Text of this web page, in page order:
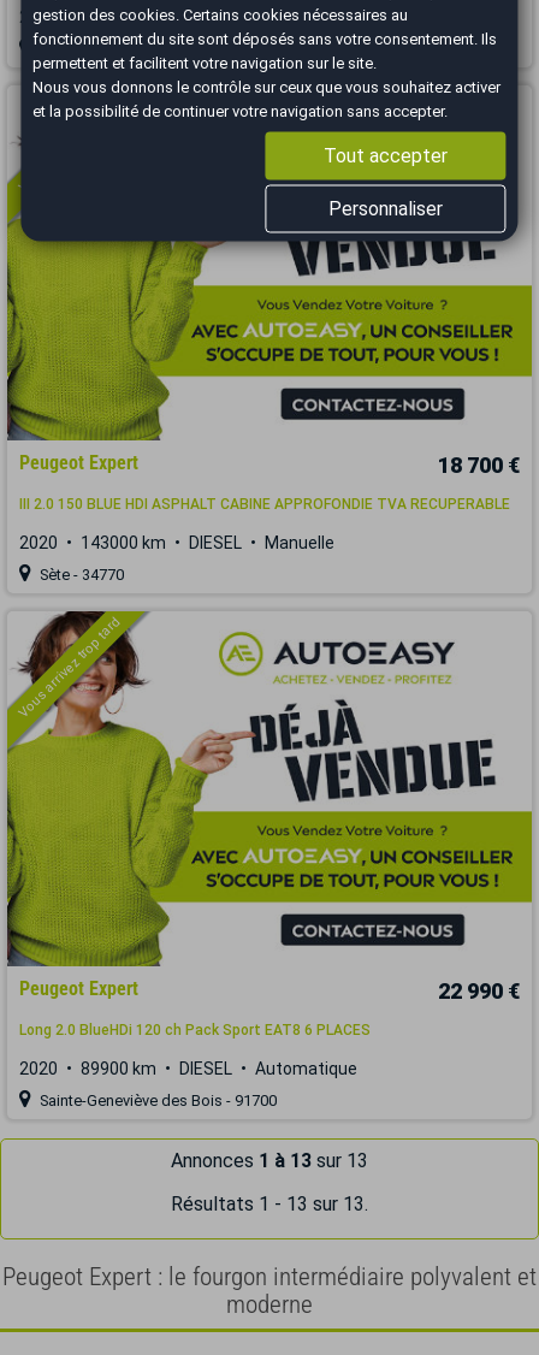
2017 86000 km DIESEL Manuelle
Marseille Sud - 13008
Vous arrivez trop tard
Peugeot Expert 18 700 €
III 2.0 150 BLUE HDI ASPHALT CABINE APPROFONDIE TVA RECUPERABLE
2020 143000 km DIESEL Manuelle
Sète - 34770
Vous arrivez trop tard
Peugeot Expert 22 990 €
Long 2.0 BlueHDi 120 ch Pack Sport EAT8 6 PLACES
2020 89900 km DIESEL Automatique
Sainte-Geneviève des Bois - 91700
Annonces 1 à 13 sur 13
Résultats 1 - 13 sur 13.
Peugeot Expert : le fourgon intermédiaire polyvalent et
moderne
gestion des cookies . Certains cookies nécessaires au
fonctionnement du site sont déposés sans votre consentement. Ils
permettent et facilitent votre navigation sur le site.
Nous vous donnons le contrôle sur ceux que vous souhaitez activer
et la possibilité de continuer votre navigation sans accepter.
Tout accepter
Personnaliser